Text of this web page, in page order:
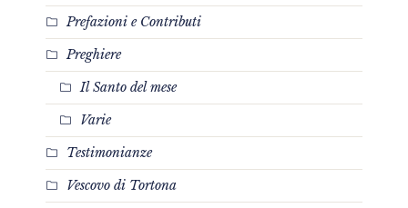
Prefazioni e Contributi
Preghiere
Il Santo del mese
Varie
Testimonianze
Vescovo di Tortona